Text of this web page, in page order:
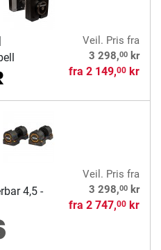
Veil. Pris fra
3 298,00kr
fra 2 149,00kr
4,5 -
Veil. Pris fra
3 298,00kr
fra 2 747,00kr